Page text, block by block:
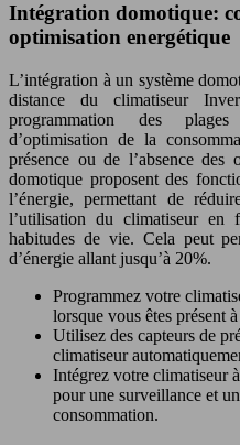
Intégration domotique:
optimisation energétique
L’intégration à un système
distance du climatiseur
programmation des
d’optimisation de la
présence ou de l’absence des
domotique proposent des
l’énergie, permettant de
l’utilisation du climatiseur en
habitudes de vie. Cela peut
d’énergie allant jusqu’à 20%.
Programmez votre
lorsque vous êtes présent
Utilisez des capteurs de
climatiseur
Intégrez votre climatiseur
pour une surveillance et
consommation.